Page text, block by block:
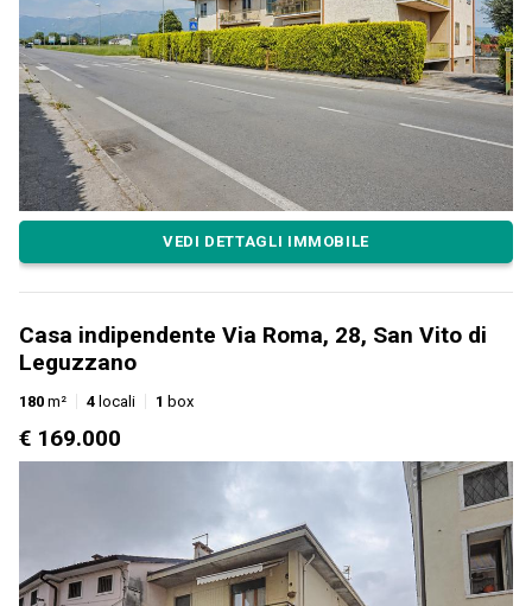
VEDI DETTAGLI IMMOBILE
Casa indipendente Via Roma, 28, San Vito di
Leguzzano
180 m² 4 locali 1 box
€ 169.000